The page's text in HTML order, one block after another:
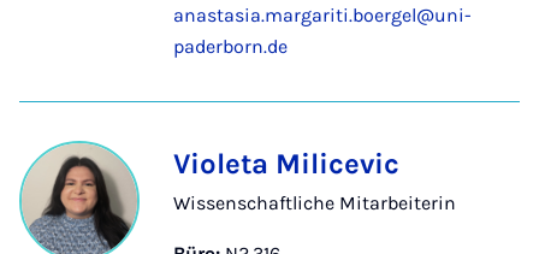
anastasia.margariti.boergel@uni-
paderborn.de
Violeta Milicevic
Wissenschaftliche Mitarbeiterin